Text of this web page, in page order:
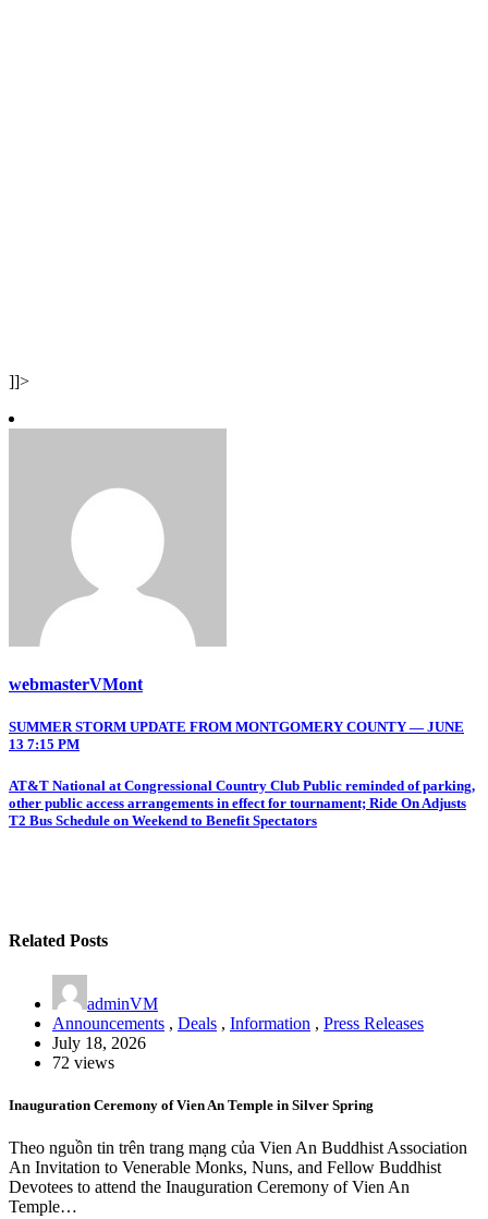
]]>
webmasterVMont
Post
navigation
SUMMER STORM UPDATE FROM MONTGOMERY COUNTY — JUNE
13 7:15 PM
AT&T National at Congressional Country Club Public reminded of parking,
other public access arrangements in effect for tournament; Ride On Adjusts
T2 Bus Schedule on Weekend to Benefit Spectators
Related Posts
adminVM
Announcements , Deals , Information , Press Releases
July 18, 2026
72 views
Inauguration Ceremony of Vien An Temple in Silver Spring
Theo nguồn tin trên trang mạng của Vien An Buddhist Association
An Invitation to Venerable Monks, Nuns, and Fellow Buddhist
Devotees to attend the Inauguration Ceremony of Vien An
Temple…